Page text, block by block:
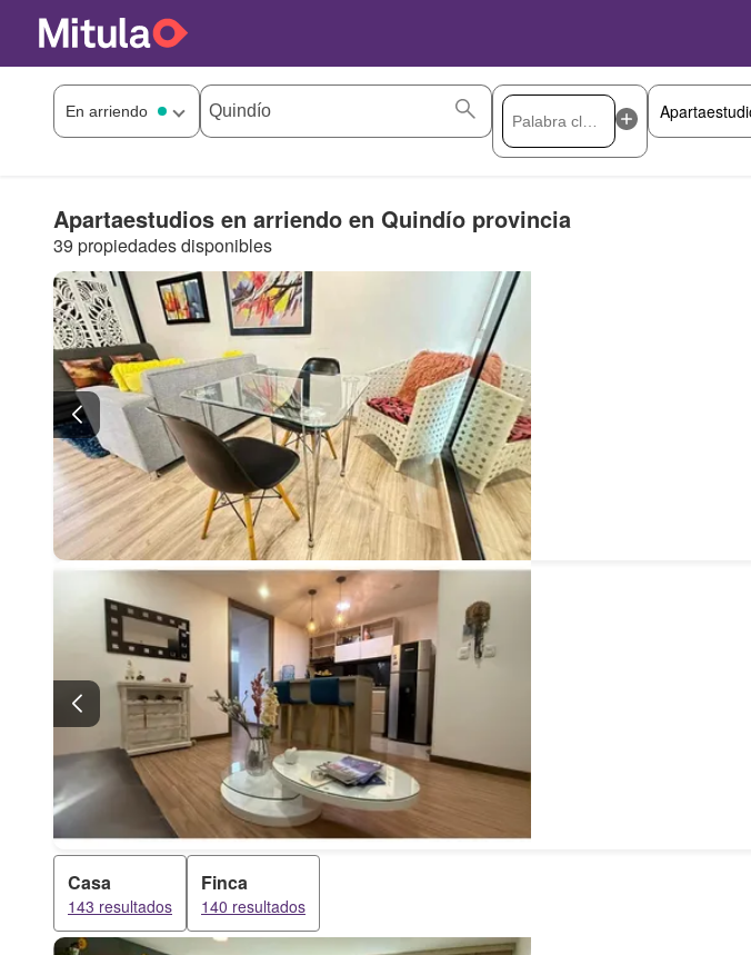
Apartaestudios en arriendo en Quindío provincia
39 propiedades disponibles
Casa
143 resultados
Finca
140 resultados